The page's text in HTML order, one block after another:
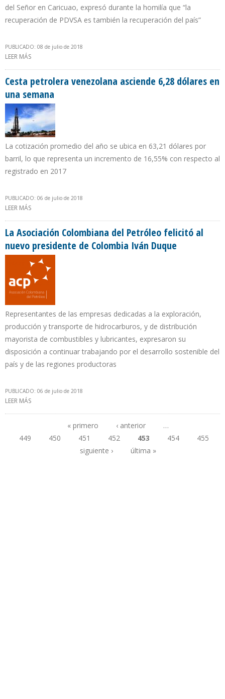
del Señor en Caricuao, expresó durante la homilía que “la
recuperación de PDVSA es también la recuperación del país”
PUBLICADO: 08 de julio de 2018
LEER MÁS
Cesta petrolera venezolana asciende 6,28 dólares en
una semana
La cotización promedio del año se ubica en 63,21 dólares por
barril, lo que representa un incremento de 16,55% con respecto al
registrado en 2017
PUBLICADO: 06 de julio de 2018
LEER MÁS
La Asociación Colombiana del Petróleo felicitó al
nuevo presidente de Colombia Iván Duque
Representantes de las empresas dedicadas a la exploración,
producción y transporte de hidrocarburos, y de distribución
mayorista de combustibles y lubricantes, expresaron su
disposición a continuar trabajando por el desarrollo sostenible del
país y de las regiones productoras
PUBLICADO: 06 de julio de 2018
LEER MÁS
Páginas
« primero ‹ anterior
…
449
450 451 452 453 454
455
siguiente ›
última »